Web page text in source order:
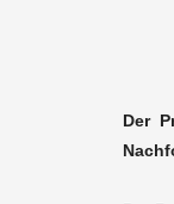
Der